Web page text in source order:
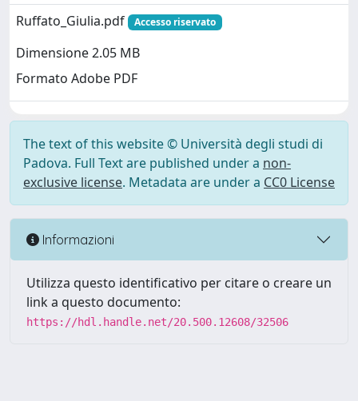
Ruffato_Giulia.pdf
Accesso riservato
Dimensione 2.05 MB
Formato Adobe PDF
The text of this website © Università degli studi di
Padova. Full Text are published under a non-
exclusive license. Metadata are under a CC0 License
Informazioni
Utilizza questo identificativo per citare o creare un
link a questo documento:
https://hdl.handle.net/20.500.12608/32506